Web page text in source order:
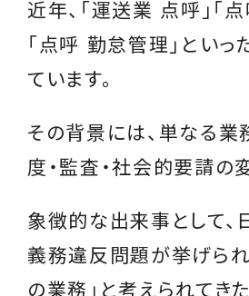
近年、「運送業 点呼」「
「点呼 勤怠管理」とい
ています。
その背景には、単なる業
度・監査・社会的要請の
象徴的な出来事として
義務違反問題が挙げられ
の業務」と考えられてき